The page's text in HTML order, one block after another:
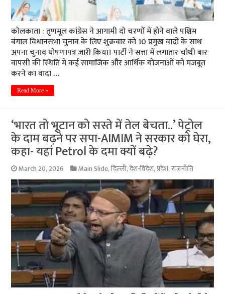
कोलकाता : तृणमूल कांग्रेस ने आगामी दो चरणों में होने वाले पश्चिम
बंगाल विधानसभा चुनाव के लिए शुक्रवार को 10 प्रमुख वादों के साथ
अपना चुनाव घोषणापत्र जारी किया। पार्टी ने सत्ता में लगातार चौथी बार
वापसी की स्थिति में कई सामाजिक और आर्थिक योजनाओं को मजबूत
करने का वादा …
Read More »
‘भारत तो भूटान को सस्ते में तेल बेचता..’ पेट्रोल
के दाम बढ़ने पर सपा-AIMIM ने सरकार को घेरा,
कहा- यहां Petrol के दमा क्यों बढ़े?
March 20, 2026 Main Slide,दिल्ली,देश-विदेश,प्रदेश,राजनीति